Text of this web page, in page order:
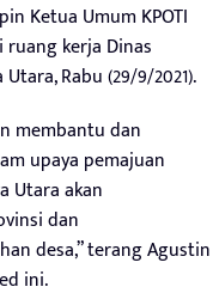
Ketua Umum KPOTI
kerja Dinas
Rabu (29/9/2021).
membantu dan
upaya pemajuan
Utara akan
dan
desa,” terang Agustin
ini.